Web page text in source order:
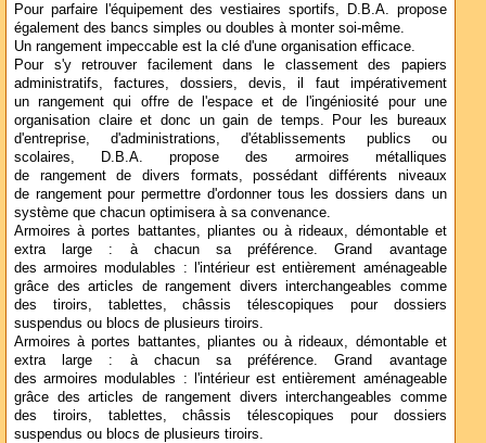
Pour parfaire l'équipement des vestiaires sportifs, D.B.A. propose
également des bancs simples ou doubles à monter soi-même.
Un rangement impeccable est la clé d'une organisation efficace.
Pour s'y retrouver facilement dans le classement des papiers
administratifs, factures, dossiers, devis, il faut impérativement
un rangement qui offre de l'espace et de l'ingéniosité pour une
organisation claire et donc un gain de temps. Pour les bureaux
d'entreprise, d'administrations, d'établissements publics ou
scolaires, D.B.A. propose des armoires métalliques
de rangement de divers formats, possédant différents niveaux
de rangement pour permettre d'ordonner tous les dossiers dans un
système que chacun optimisera à sa convenance.
Armoires à portes battantes, pliantes ou à rideaux, démontable et
extra large : à chacun sa préférence. Grand avantage
des armoires modulables : l'intérieur est entièrement aménageable
grâce des articles de rangement divers interchangeables comme
des tiroirs, tablettes, châssis télescopiques pour dossiers
suspendus ou blocs de plusieurs tiroirs.
Armoires à portes battantes, pliantes ou à rideaux, démontable et
extra large : à chacun sa préférence. Grand avantage
des armoires modulables : l'intérieur est entièrement aménageable
grâce des articles de rangement divers interchangeables comme
des tiroirs, tablettes, châssis télescopiques pour dossiers
suspendus ou blocs de plusieurs tiroirs.